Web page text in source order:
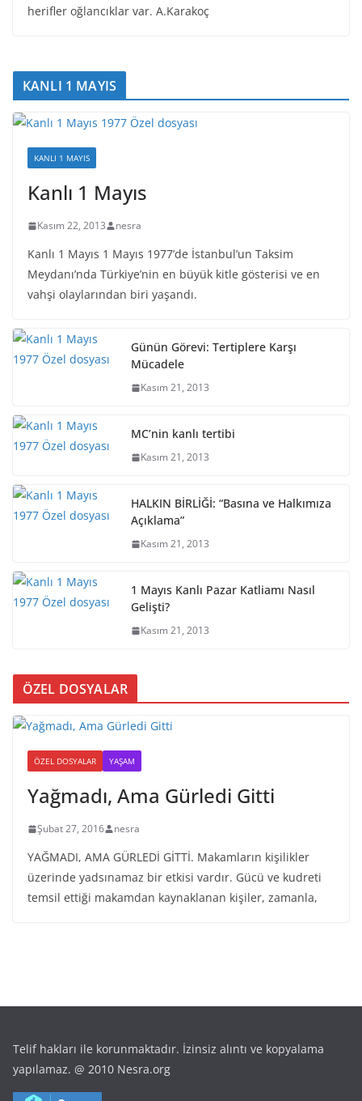
herifler oğlancıklar var. A.Karakoç
KANLI 1 MAYIS
KANLI 1 MAYIS
Kanlı 1 Mayıs
Kasım 22, 2013 nesra
Kanlı 1 Mayıs 1 Mayıs 1977’de İstanbul’un Taksim
Meydanı’nda Türkiye’nin en büyük kitle gösterisi ve en
vahşi olaylarından biri yaşandı.
Günün Görevi: Tertiplere Karşı
Mücadele
Kasım 21, 2013
MC’nin kanlı tertibi
Kasım 21, 2013
HALKIN BİRLİĞİ: “Basına ve Halkımıza
Açıklama”
Kasım 21, 2013
1 Mayıs Kanlı Pazar Katliamı Nasıl
Gelişti?
Kasım 21, 2013
ÖZEL DOSYALAR
ÖZEL DOSYALAR YAŞAM
Yağmadı, Ama Gürledi Gitti
Şubat 27, 2016 nesra
YAĞMADI, AMA GÜRLEDİ GİTTİ. Makamların kişilikler
üzerinde yadsınamaz bir etkisi vardır. Gücü ve kudreti
temsil ettiği makamdan kaynaklanan kişiler, zamanla,
Telif hakları ile korunmaktadır. İzinsiz alıntı ve kopyalama
yapılamaz. @ 2010 Nesra.org